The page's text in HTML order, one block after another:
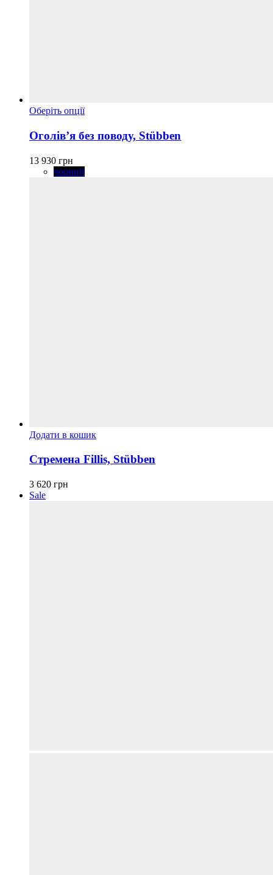
Оберіть опціїЦей
має
кілька
Параметри
можна
Оголів’я без поводу, Stübben
13 930 грн
чорний
Додати в кошик
Стремена Fillis, Stübben
3 620 грн
Sale